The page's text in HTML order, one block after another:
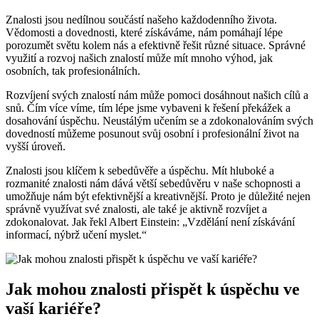
Znalosti jsou nedílnou součástí našeho každodenního života.
Vědomosti a dovednosti, které získáváme, nám pomáhají lépe
porozumět světu kolem nás a efektivně řešit různé situace. Správné
využití a rozvoj našich znalostí může mít mnoho výhod, jak
osobních, tak profesionálních.
Rozvíjení svých znalostí nám může pomoci dosáhnout našich cílů a
snů. Čím více víme, tím lépe jsme vybaveni k řešení překážek a
dosahování úspěchu. Neustálým učením se a zdokonalováním svých
dovedností můžeme posunout svůj osobní i profesionální život na
vyšší úroveň.
Znalosti jsou klíčem k sebedůvěře a úspěchu. Mít hluboké a
rozmanité znalosti nám dává větší sebedůvěru v naše schopnosti a
umožňuje nám být efektivnější a kreativnější. Proto je důležité nejen
správně využívat své znalosti, ale také je aktivně rozvíjet a
zdokonalovat. Jak řekl Albert Einstein: „Vzdělání není získávání
informací, nýbrž učení myslet.“
Jak mohou znalosti přispět k úspěchu ve
vaší kariéře?